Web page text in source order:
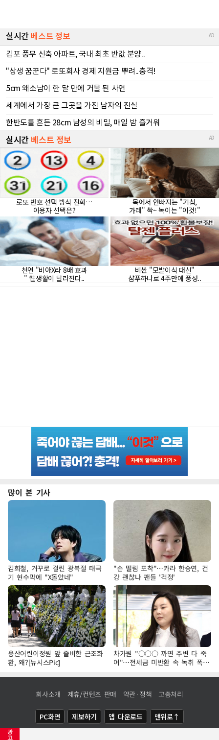
광
고
많이 본 기사
김희철, 거꾸로 걸린 광복절 태극
기 현수막에 "X돌았네"
"손 떨림 포착"…카라 한승연, 건
강 괜찮나 팬들 '걱정'
용산어린이정원 앞 즐비한 근조화
환, 왜?[뉴시스Pic]
차가원 "○○○ 까면 주변 다 죽
어"…전세금 미반환 속 녹취 폭로
파장
회사소개 제휴/컨텐츠 판매 약관·정책 고충처리
PC화면 제보하기 앱 다운로드 맨위로↑